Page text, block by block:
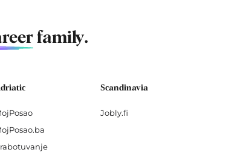
family.
Scandinavia
Jobly.fi